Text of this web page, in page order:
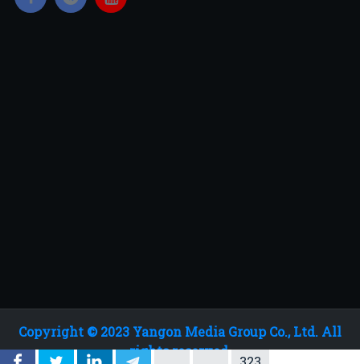
Copyright © 2023 Yangon Media Group Co., Ltd. All
rights reserved.